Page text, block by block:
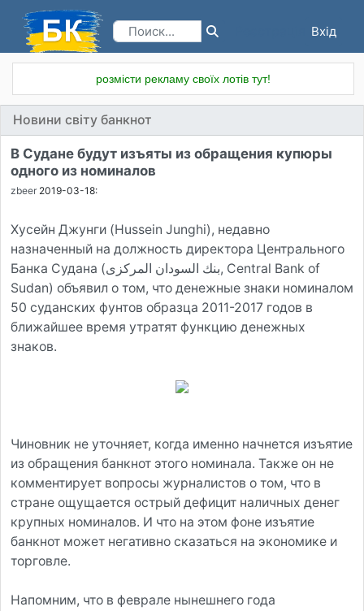
Вхід
розмісти рекламу своїх лотів тут!
Новини світу банкнот
В Судане будут изъяты из обращения купюры
одного из номиналов
zbeer 2019-03-18:
Хусейн Джунги (Hussein Junghi), недавно
назначенный на должность директора Центрального
Банка Судана (بنك السودان المركزى‎, Central Bank of
Sudan) объявил о том, что денежные знаки номиналом
50 суданских фунтов образца 2011-2017 годов в
ближайшее время утратят функцию денежных
знаков.
Чиновник не уточняет, когда именно начнется изъятие
из обращения банкнот этого номинала. Также он не
комментирует вопросы журналистов о том, что в
стране ощущается острый дефицит наличных денег
крупных номиналов. И что на этом фоне изъятие
банкнот может негативно сказаться на экономике и
торговле.
Напомним, что в феврале нынешнего года